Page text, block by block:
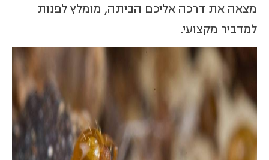
מצאה את דרכה אליכם הביתה, מומלץ לפנות
למדביר מקצועי.